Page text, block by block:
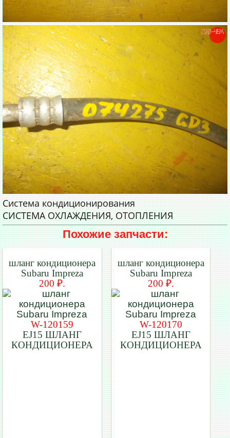
Система кондиционирования
СИСТЕМА ОХЛАЖДЕНИЯ, ОТОПЛЕНИЯ
Похожие запчасти:
шланг кондиционера
Subaru Impreza
200 ₽.
W-120159
EJ15 ШЛАНГ
КОНДИЦИОНЕРА
шланг кондиционера
Subaru Impreza
200 ₽.
W-120170
EJ15 ШЛАНГ
КОНДИЦИОНЕРА